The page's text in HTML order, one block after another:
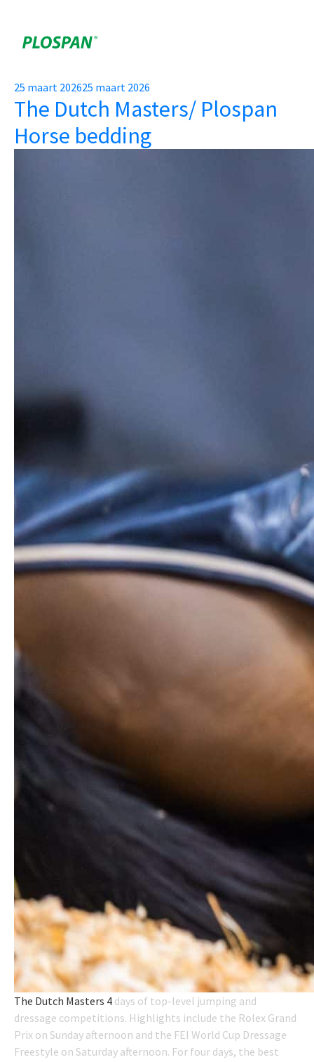
Posted
on
25 maart 202625 maart 2026
The Dutch Masters/ Plospan
Horse bedding
The Dutch Masters 4 days of top-level jumping and
dressage competitions. Highlights include the Rolex Grand
Prix on Sunday afternoon and the FEI World Cup Dressage
Freestyle on Saturday afternoon. For four days, the best